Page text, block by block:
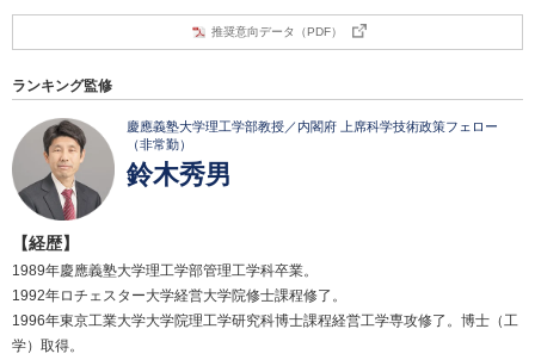
推奨意向データ（PDF）
ランキング監修
慶應義塾大学理工学部教授／内閣府 上席科学技術政策フェロー
（非常勤）
鈴木秀男
【経歴】
1989年慶應義塾大学理工学部管理工学科卒業。
1992年ロチェスター大学経営大学院修士課程修了。
1996年東京工業大学大学院理工学研究科博士課程経営工学専攻修了。博士（工
学）取得。